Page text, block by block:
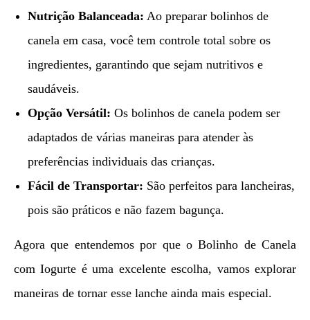
Nutrição Balanceada: Ao preparar bolinhos de
canela em casa, você tem controle total sobre os
ingredientes, garantindo que sejam nutritivos e
saudáveis.
Opção Versátil: Os bolinhos de canela podem ser
adaptados de várias maneiras para atender às
preferências individuais das crianças.
Fácil de Transportar: São perfeitos para lancheiras,
pois são práticos e não fazem bagunça.
Agora que entendemos por que o Bolinho de Canela
com Iogurte é uma excelente escolha, vamos explorar
maneiras de tornar esse lanche ainda mais especial.